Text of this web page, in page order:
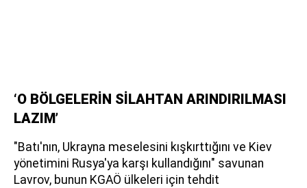
‘O BÖLGELERİN SİLAHTAN ARINDIRILMASI
LAZIM’
"Batı'nın, Ukrayna meselesini kışkırttığını ve Kiev
yönetimini Rusya'ya karşı kullandığını" savunan
Lavrov, bunun KGAÖ ülkeleri için tehdit